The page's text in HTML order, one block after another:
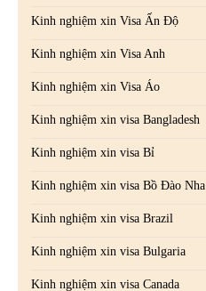
Kinh nghiệm xin Visa Ấn Độ
Kinh nghiệm xin Visa Anh
Kinh nghiệm xin Visa Áo
Kinh nghiệm xin visa Bangladesh
Kinh nghiệm xin visa Bỉ
Kinh nghiệm xin visa Bồ Đào Nha
Kinh nghiệm xin visa Brazil
Kinh nghiệm xin visa Bulgaria
Kinh nghiệm xin visa Canada